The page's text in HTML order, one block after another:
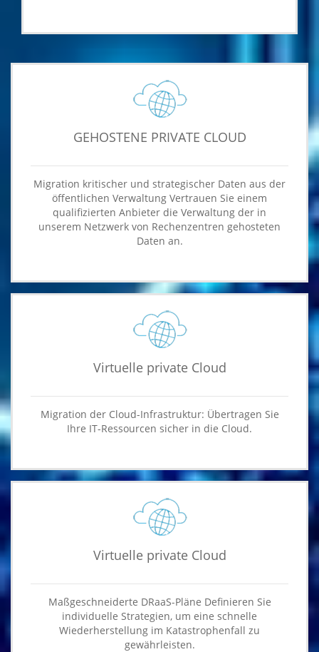
GEHOSTENE PRIVATE CLOUD
Migration kritischer und strategischer Daten aus der
öffentlichen Verwaltung Vertrauen Sie einem
qualifizierten Anbieter die Verwaltung der in
unserem Netzwerk von Rechenzentren gehosteten
Daten an.
Virtuelle private Cloud
Migration der Cloud-Infrastruktur: Übertragen Sie
Ihre IT-Ressourcen sicher in die Cloud.
Virtuelle private Cloud
Maßgeschneiderte DRaaS-Pläne Definieren Sie
individuelle Strategien, um eine schnelle
Wiederherstellung im Katastrophenfall zu
gewährleisten.